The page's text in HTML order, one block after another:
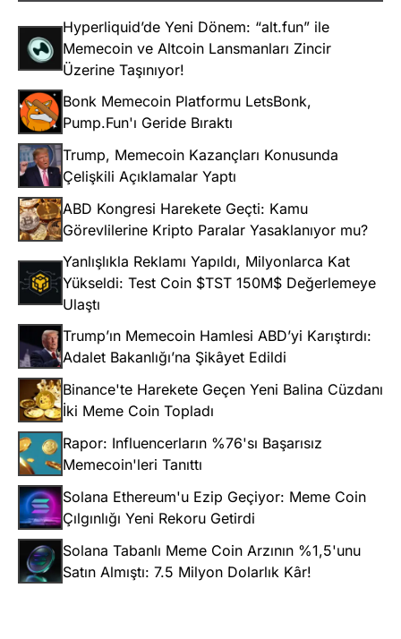
Hyperliquid’de Yeni Dönem: “alt.fun” ile
Memecoin ve Altcoin Lansmanları Zincir
Üzerine Taşınıyor!
Bonk Memecoin Platformu LetsBonk,
Pump.Fun'ı Geride Bıraktı
Trump, Memecoin Kazançları Konusunda
Çelişkili Açıklamalar Yaptı
ABD Kongresi Harekete Geçti: Kamu
Görevlilerine Kripto Paralar Yasaklanıyor mu?
Yanlışlıkla Reklamı Yapıldı, Milyonlarca Kat
Yükseldi: Test Coin $TST 150M$ Değerlemeye
Ulaştı
Trump’ın Memecoin Hamlesi ABD’yi Karıştırdı:
Adalet Bakanlığı’na Şikâyet Edildi
Binance'te Harekete Geçen Yeni Balina Cüzdanı
İki Meme Coin Topladı
Rapor: Influencerların %76'sı Başarısız
Memecoin'leri Tanıttı
Solana Ethereum'u Ezip Geçiyor: Meme Coin
Çılgınlığı Yeni Rekoru Getirdi
Solana Tabanlı Meme Coin Arzının %1,5'unu
Satın Almıştı: 7.5 Milyon Dolarlık Kâr!